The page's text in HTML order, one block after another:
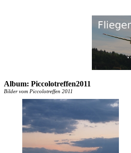
Album: Piccolotreffen2011
Bilder vom Piccolotreffen 2011